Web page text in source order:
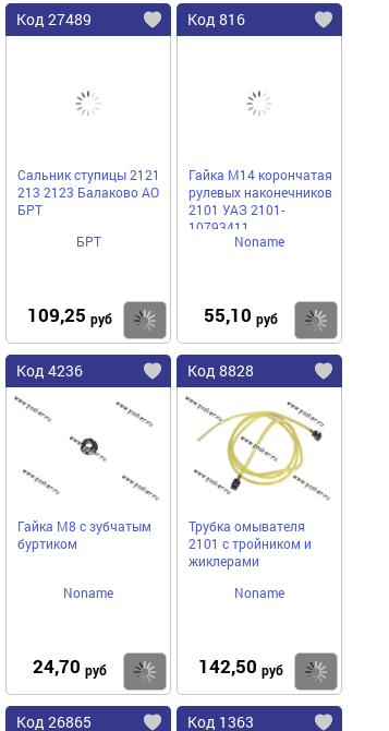
Код 27489
Сальник ступицы 2121
213 2123 Балаково АО
БРТ
БРТ
109,25 руб Купить
Код 816
Гайка М14 корончатая
рулевых наконечников
2101 УАЗ 2101-
10793411
Noname
55,10 руб
Код 4236
Гайка М8 с зубчатым
буртиком
Noname
24,70 руб Купить
Код 8828
Трубка омывателя
2101 с тройником и
жиклерами
Noname
142,50 руб
Код 26865 Код 1363